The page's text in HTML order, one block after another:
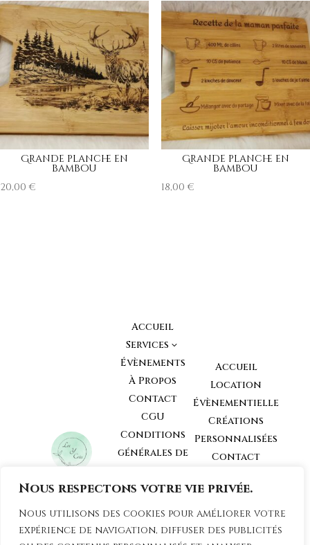
Nous respectons votre vie privée.
Nous utilisons des cookies pour améliorer votre
expérience de navigation, diffuser des publicités
Grande planche en
bambou
20,00€
Grande planche en
bambou
18,00€
Accueil
Services 3
Évènements
À Propos
Contact
CGU
Conditions
générales de
Conditions
Location
Mobilier et
Accueil
Location
Évènementielle
Créations
Personnalisées
Contact
Loc y Créa
81210
Roquecourbe,